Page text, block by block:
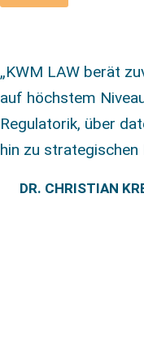
„KWM LAW berät
auf höchstem
Regulatorik, über
hin zu strategischen
DR. CHRISTIAN